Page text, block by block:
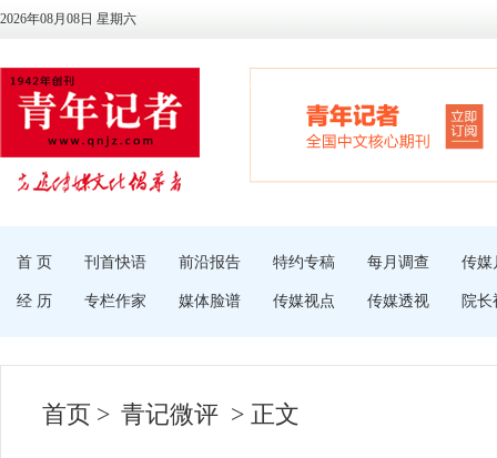
2026年08月08日 星期六
首 页 刊首快语 前沿报告 特约专稿 每月调查 传媒
经 历 专栏作家 媒体脸谱 传媒视点 传媒透视 院长
首页 > 青记微评 > 正文